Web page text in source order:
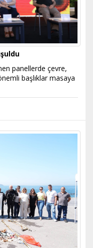
panellerde çevre,
başlıklar masaya